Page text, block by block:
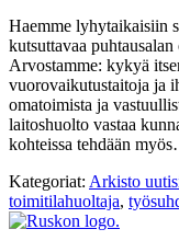
Haemme lyhytaikaisiin
kutsuttavaa
Arvostamme: kykyä
vuorovaikutustaitoja ja
omatoimista ja
laitoshuolto vastaa
kohteissa tehdään
Kategoriat: Arkisto
toimitilahuoltaja,